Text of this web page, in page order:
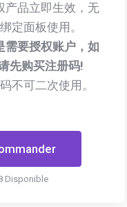
产品立即生效，无
定面板使用。
需要授权账户，如
先购买注册码!
不可二次使用。
Disponible